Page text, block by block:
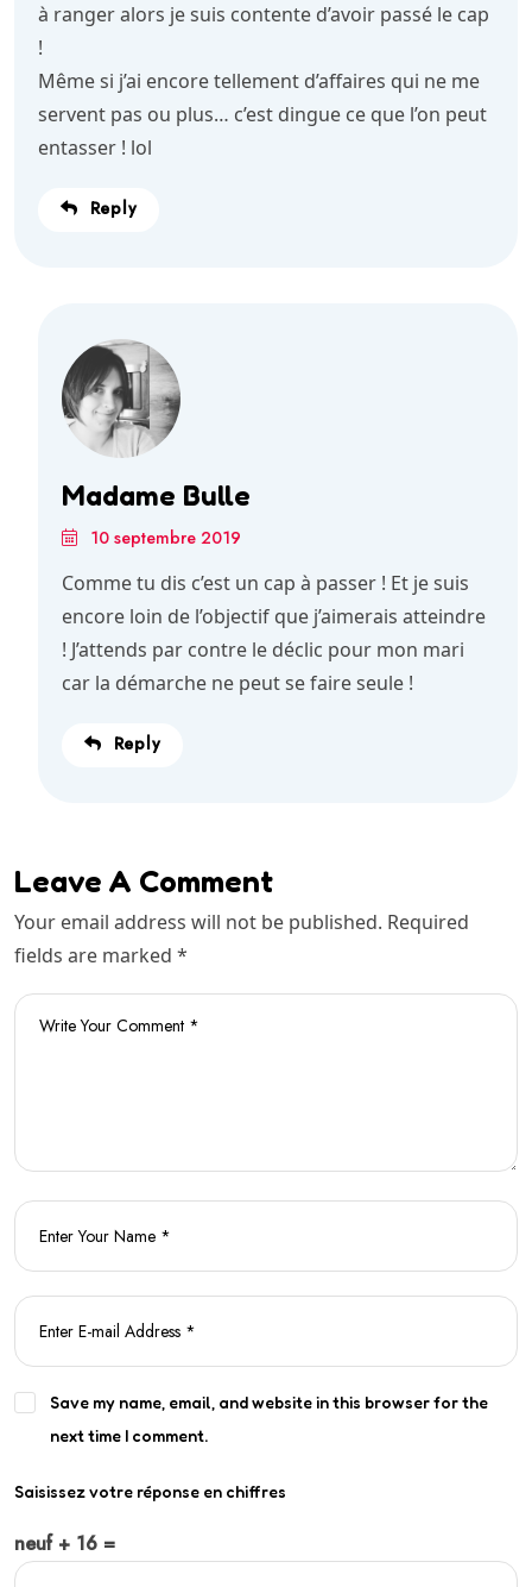
à ranger alors je suis contente d’avoir passé le cap
!
Même si j’ai encore tellement d’affaires qui ne me
servent pas ou plus… c’est dingue ce que l’on peut
entasser ! lol
Reply
Madame Bulle
10 septembre 2019
Comme tu dis c’est un cap à passer ! Et je suis
encore loin de l’objectif que j’aimerais atteindre
! J’attends par contre le déclic pour mon mari
car la démarche ne peut se faire seule !
Reply
Leave A Comment
Your email address will not be published. Required
fields are marked *
Save my name, email, and website in this browser for the
next time I comment.
Saisissez votre réponse en chiffres
neuf + 16 =